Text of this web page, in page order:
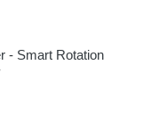
- Smart Rotation